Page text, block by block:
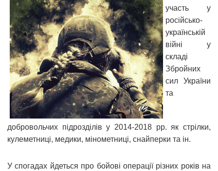
участь у
російсько-
українській
війні у
складі
Збройних
сил України
та
добровольчих підрозділів у 2014-2018 рр. як стрілки,
кулеметниці, медики, мінометниці, снайперки та ін.
У спогадах йдеться про бойові операції різних років на